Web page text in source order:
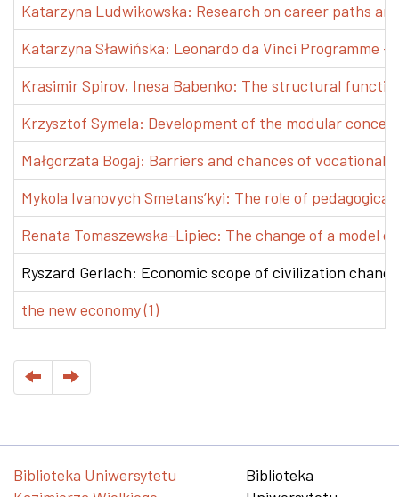
Katarzyna Ludwikowska: Research on career paths
Katarzyna Sławińska: Leonardo da Vinci Programme
Krasimir Spirov, Inesa Babenko: The structural
Krzysztof Symela: Development of the modular
Małgorzata Bogaj: Barriers and chances of vocational
Mykola Ivanovych Smetans’kyi: The role of
Renata Tomaszewska-Lipiec: The change of a model
Ryszard Gerlach: Economic scope of civilization
the new economy (1)
Biblioteka Uniwersytetu
Biblioteka